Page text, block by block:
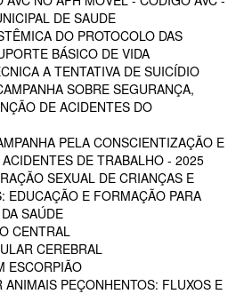
DE SAUDE
DO PROTOCOLO DAS
BÁSICO DE VIDA
A TENTATIVA DE SUICÍDIO
SOBRE SEGURANÇA,
DE ACIDENTES DO
PELA CONSCIENTIZAÇÃO E
DE TRABALHO - 2025
SEXUAL DE CRIANÇAS E
EDUCAÇÃO E FORMAÇÃO PARA
SAÚDE
CENTRAL
CEREBRAL
ESCORPIÃO
ANIMAIS PEÇONHENTOS: FLUXOS E